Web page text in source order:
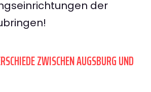
der
ZWISCHEN AUGSBURG UND